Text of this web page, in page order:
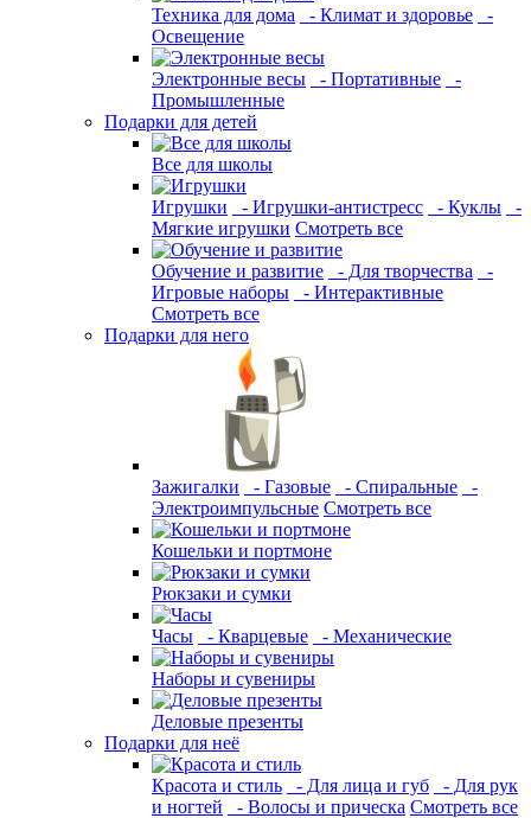
Техника для дома - Климат и здоровье
-
Освещение
Электронные весы - Портативные
-
Промышленные
Подарки для детей
Все для школы
Игрушки - Игрушки-антистресс - Куклы
-
Мягкие игрушки Смотреть все
Обучение и развитие - Для творчества
-
Игровые наборы
- Интерактивные
Смотреть все
Подарки для него
Зажигалки - Газовые - Спиральные
-
Электроимпульсные Смотреть все
Кошельки и портмоне
Рюкзаки и сумки
Часы - Кварцевые - Механические
Наборы и сувениры
Деловые презенты
Подарки для неё
Красота и стиль - Для лица и губ
- Для рук
и ногтей
- Волосы и прическа Смотреть все